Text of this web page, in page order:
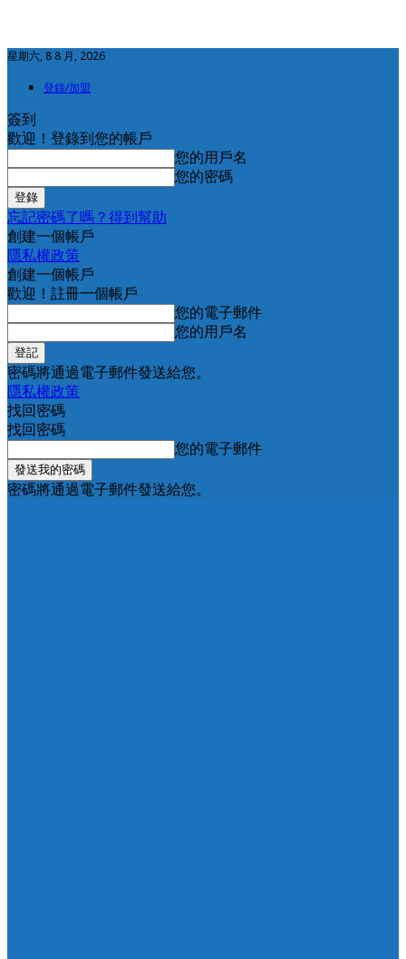
星期六, 8 8 月, 2026
登錄/加盟
簽到
歡迎！登錄到您的帳戶
您的用戶名
您的密碼
忘記密碼了嗎？得到幫助
創建一個帳戶
隱私權政策
創建一個帳戶
歡迎！註冊一個帳戶
您的電子郵件
您的用戶名
密碼將通過電子郵件發送給您。
隱私權政策
找回密碼
找回密碼
您的電子郵件
密碼將通過電子郵件發送給您。